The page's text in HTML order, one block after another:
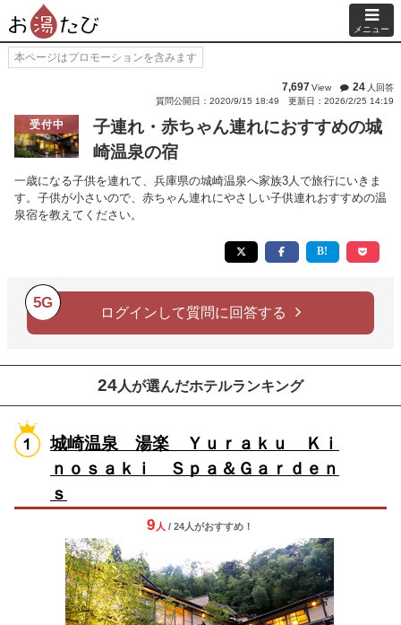
メニュー
本ページはプロモーションを含みます
7,697View 24 人回答
質問公開日：2020/9/15 18:49
更新日：2026/2/25 14:19
受付中
子連れ・赤ちゃん連れにおすすめの城
崎温泉の宿
一歳になる子供を連れて、兵庫県の城崎温泉へ家族3人で旅行にいきま
す。子供が小さいので、赤ちゃん連れにやさしい子供連れおすすめの温
泉宿を教えてください。
5G
ログインして質問に回答する
24人が選んだホテルランキング
城崎温泉 湯楽 Ｙｕｒａｋｕ Ｋｉ
ｎｏｓａｋｉ Ｓｐａ＆Ｇａｒｄｅｎ
ｓ
9 人 / 24人がおすすめ！